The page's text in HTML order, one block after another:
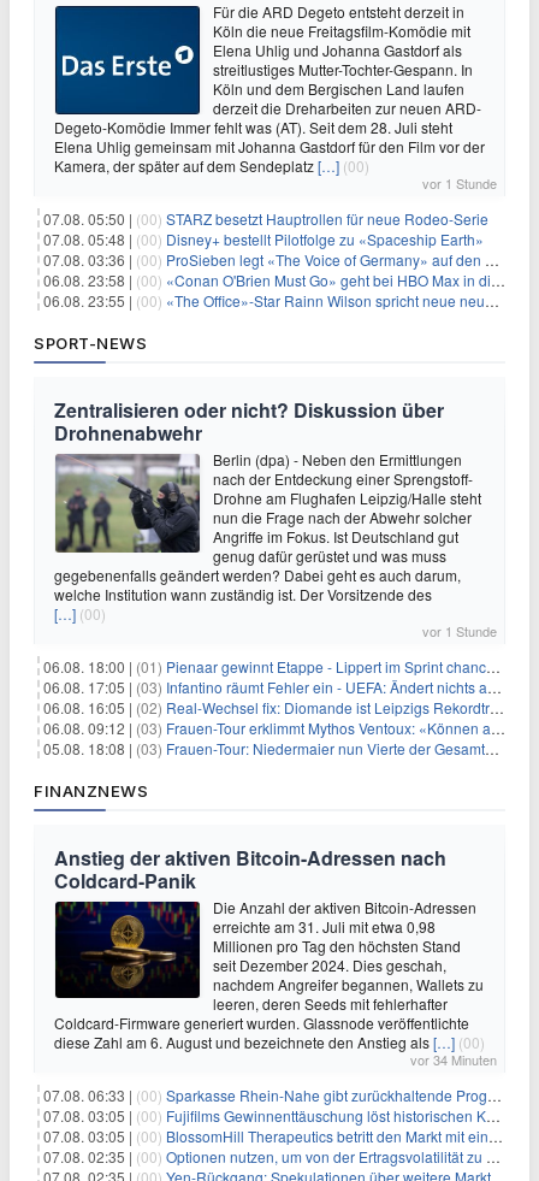
Für die ARD Degeto entsteht derzeit in
Köln die neue Freitagsfilm-Komödie mit
Elena Uhlig und Johanna Gastdorf als
streitlustiges Mutter-Tochter-Gespann. In
Köln und dem Bergischen Land laufen
derzeit die Dreharbeiten zur neuen ARD-
Degeto-Komödie Immer fehlt was (AT). Seit dem 28. Juli steht
Elena Uhlig gemeinsam mit Johanna Gastdorf für den Film vor der
Kamera, der später auf dem Sendeplatz[…] (00)
vor 1 Stunde
07.08. 05:50 | (00) STARZ besetzt Hauptrollen für neue Rodeo-Serie
07.08. 05:48 | (00) Disney+ bestellt Pilotfolge zu «Spaceship Earth»
07.08. 03:36 | (00) ProSieben legt «The Voice of Germany» auf den Samstag
06.08. 23:58 | (00) «Conan O'Brien Must Go» geht bei HBO Max in die dritte Runde
06.08. 23:55 | (00) «The Office»-Star Rainn Wilson spricht neue neuseeländische Serie «Settling»
SPORT-NEWS
Zentralisieren oder nicht? Diskussion über
Drohnenabwehr
Berlin (dpa) - Neben den Ermittlungen
nach der Entdeckung einer Sprengstoff-
Drohne am Flughafen Leipzig/Halle steht
nun die Frage nach der Abwehr solcher
Angriffe im Fokus. Ist Deutschland gut
genug dafür gerüstet und was muss
gegebenenfalls geändert werden? Dabei geht es auch darum,
welche Institution wann zuständig ist. Der Vorsitzende des
[…] (00)
vor 1 Stunde
06.08. 18:00 | (01) Pienaar gewinnt Etappe - Lippert im Sprint chancenlos
06.08. 17:05 | (03) Infantino räumt Fehler ein - UEFA: Ändert nichts an Boykott
06.08. 16:05 | (02) Real-Wechsel fix: Diomande ist Leipzigs Rekordtransfer
06.08. 09:12 | (03) Frauen-Tour erklimmt Mythos Ventoux: «Können alles schaffen»
05.08. 18:08 | (03) Frauen-Tour: Niedermaier nun Vierte der Gesamtwertung
FINANZNEWS
Anstieg der aktiven Bitcoin-Adressen nach
Coldcard-Panik
Die Anzahl der aktiven Bitcoin-Adressen
erreichte am 31. Juli mit etwa 0,98
Millionen pro Tag den höchsten Stand
seit Dezember 2024. Dies geschah,
nachdem Angreifer begannen, Wallets zu
leeren, deren Seeds mit fehlerhafter
Coldcard-Firmware generiert wurden. Glassnode veröffentlichte
diese Zahl am 6. August und bezeichnete den Anstieg als[…] (00)
vor 34 Minuten
07.08. 06:33 | (00) Sparkasse Rhein-Nahe gibt zurückhaltende Prognose
07.08. 03:05 | (00) Fujifilms Gewinnenttäuschung löst historischen Kursrückgang aus
07.08. 03:05 | (00) BlossomHill Therapeutics betritt den Markt mit einem IPO-Boost von 150 Millionen Dollar
07.08. 02:35 | (00) Optionen nutzen, um von der Ertragsvolatilität zu profitieren
07.08. 02:35 | (00) Yen-Rückgang: Spekulationen über weitere Marktinterventionen nehmen zu